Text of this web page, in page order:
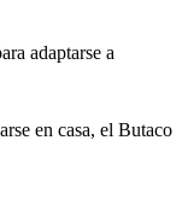
adaptarse a
en casa, el Butaco